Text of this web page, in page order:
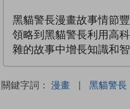
黑貓警長漫畫故事情節
領略到黑貓警長利用高
雜的故事中增長知識和智
關鍵字詞： 漫畫 | 黑貓警長